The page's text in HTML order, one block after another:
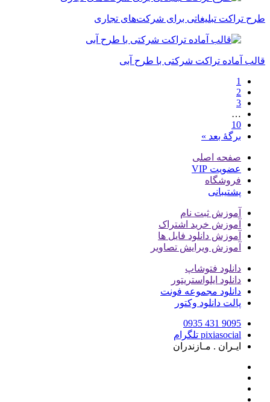
طرح تراکت تبلیغاتی برای شرکت‌های تجاری
قالب آماده تراکت شرکتی با طرح آبی
1
2
3
…
10
برگهٔ بعد »
صفحه اصلی
عضویت VIP
فروشگاه
پشتیبانی
آموزش ثبت نام
آموزش خرید اشتراک
آموزش دانلود فایل ها
آموزش ویرایش تصاویر
دانلود فتوشاپ
دانلود ایلواستریتور
دانلود مجموعه فونت
پالت دانلود وکتور
9095 431 0935
pixiasocial تلگرام
ایـران . مـازندران